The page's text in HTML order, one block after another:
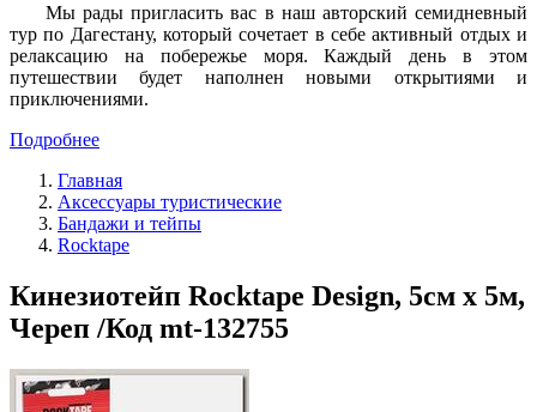
Мы рады пригласить вас в наш авторский семидневный
тур по Дагестану, который сочетает в себе активный отдых и
релаксацию на побережье моря. Каждый день в этом
путешествии будет наполнен новыми открытиями и
приключениями.
Подробнее
Главная
Аксессуары туристические
Бандажи и тейпы
Rocktape
Кинезиотейп Rocktape Design, 5см х 5м,
Череп /Код mt-132755